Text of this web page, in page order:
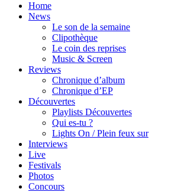
Home
News
Le son de la semaine
Clipothèque
Le coin des reprises
Music & Screen
Reviews
Chronique d’album
Chronique d’EP
Découvertes
Playlists Découvertes
Qui es-tu ?
Lights On / Plein feux sur
Interviews
Live
Festivals
Photos
Concours